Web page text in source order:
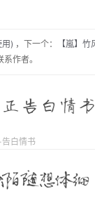
) ， 下一个：
【嵐】竹
作者。
白情书